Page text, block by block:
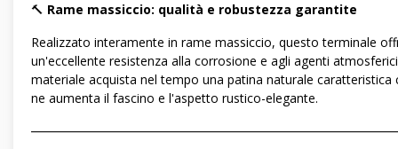
🔨 Rame massiccio: qualità e robustezza garantite
Realizzato interamente in rame massiccio, questo terminale
un'eccellente resistenza alla corrosione e agli agenti
materiale acquista nel tempo una patina naturale caratteristica
ne aumenta il fascino e l'aspetto rustico-elegante.